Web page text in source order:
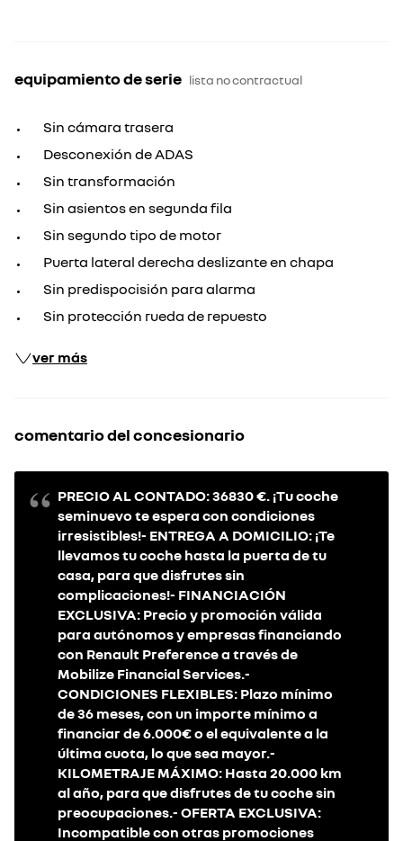
equipamiento de serie lista no contractual
Sin cámara trasera
Desconexión de ADAS
Sin transformación
Sin asientos en segunda fila
Sin segundo tipo de motor
Puerta lateral derecha deslizante en chapa
Sin predispocisión para alarma
Sin protección rueda de repuesto
ver más
comentario del concesionario
PRECIO AL CONTADO: 36830 €. ¡Tu coche
seminuevo te espera con condiciones
irresistibles!- ENTREGA A DOMICILIO: ¡Te
llevamos tu coche hasta la puerta de tu
casa, para que disfrutes sin
complicaciones!- FINANCIACIÓN
EXCLUSIVA: Precio y promoción válida
para autónomos y empresas financiando
con Renault Preference a través de
Mobilize Financial Services.-
CONDICIONES FLEXIBLES: Plazo mínimo
de 36 meses, con un importe mínimo a
financiar de 6.000€ o el equivalente a la
última cuota, lo que sea mayor.-
KILOMETRAJE MÁXIMO: Hasta 20.000 km
al año, para que disfrutes de tu coche sin
preocupaciones.- OFERTA EXCLUSIVA:
Incompatible con otras promociones